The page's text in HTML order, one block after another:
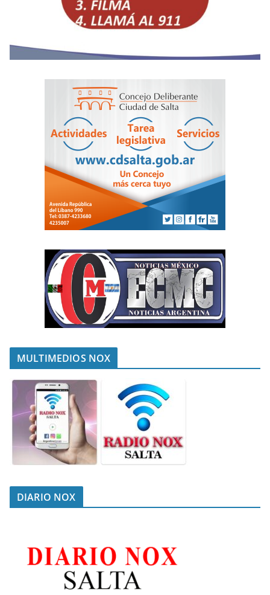
MULTIMEDIOS NOX
DIARIO NOX